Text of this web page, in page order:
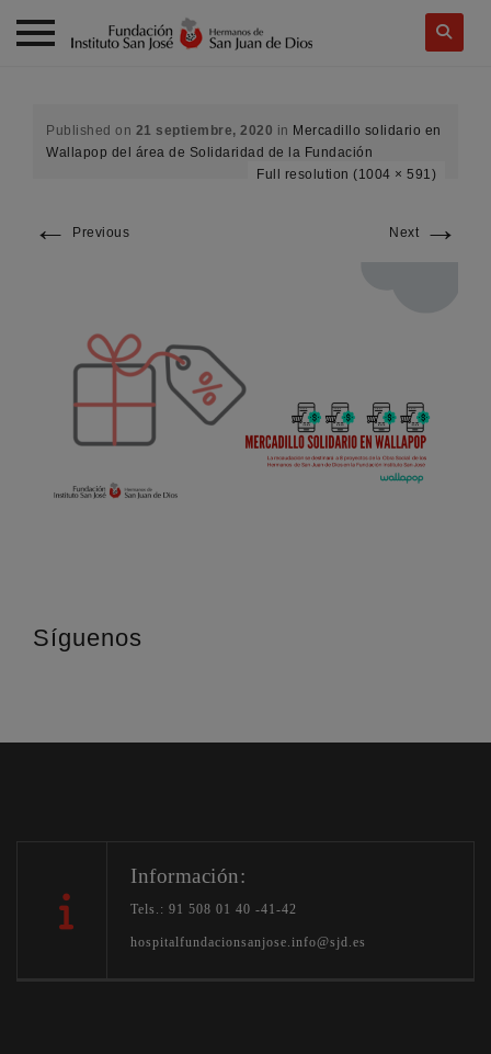
Published on 21 septiembre, 2020 in Mercadillo solidario en
Wallapop del área de Solidaridad de la Fundación
Full resolution (1004 × 591)
← Previous Next →
Síguenos
Información:
Tels.: 91 508 01 40 -41-42
hospitalfundacionsanjose.info@sjd.es